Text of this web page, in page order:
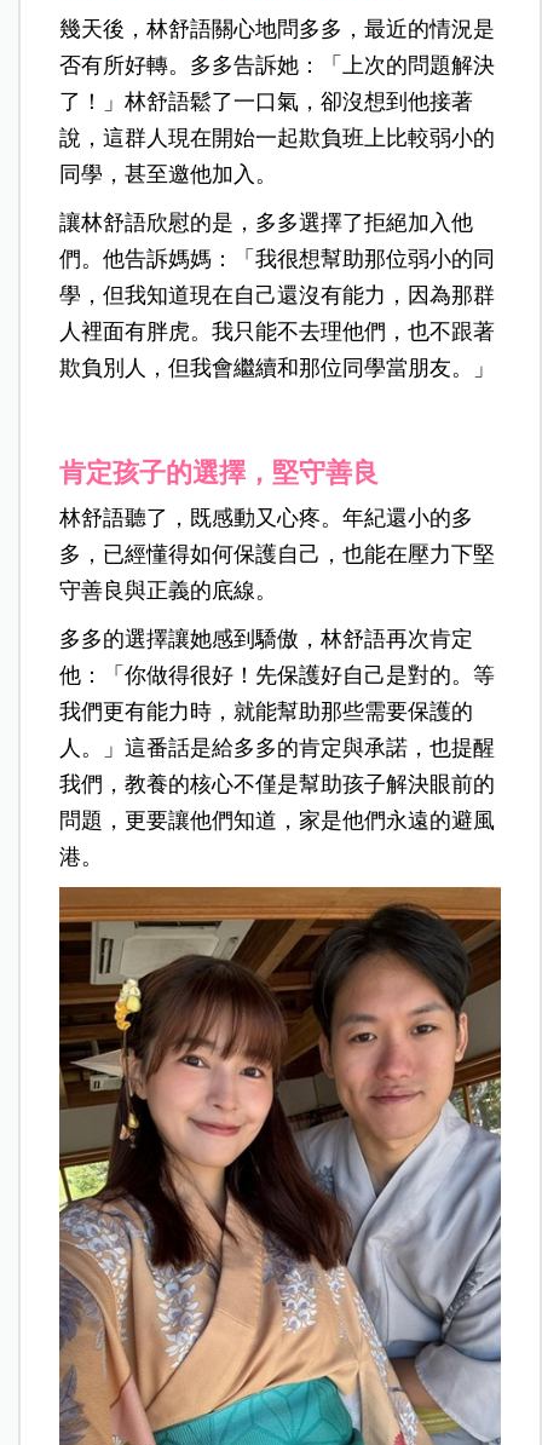
幾天後，林舒語關心地問多多，最近的情況是
否有所好轉。多多告訴她：「上次的問題解決
了！」林舒語鬆了一口氣，卻沒想到他接著
說，這群人現在開始一起欺負班上比較弱小的
同學，甚至邀他加入。
讓林舒語欣慰的是，多多選擇了拒絕加入他
們。他告訴媽媽：「我很想幫助那位弱小的同
學，但我知道現在自己還沒有能力，因為那群
人裡面有胖虎。我只能不去理他們，也不跟著
欺負別人，但我會繼續和那位同學當朋友。」
肯定孩子的選擇，堅守善良
林舒語聽了，既感動又心疼。年紀還小的多
多，已經懂得如何保護自己，也能在壓力下堅
守善良與正義的底線。
多多的選擇讓她感到驕傲，林舒語再次肯定
他：「你做得很好！先保護好自己是對的。等
我們更有能力時，就能幫助那些需要保護的
人。」這番話是給多多的肯定與承諾，也提醒
我們，教養的核心不僅是幫助孩子解決眼前的
問題，更要讓他們知道，家是他們永遠的避風
港。